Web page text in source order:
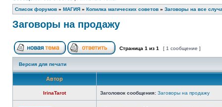
Список форумов » МАГИЯ » Копилка магических советов » Заговоры на все
Заговоры на продажу
Страница 1 из 1 [ 1 сообщение ]
Версия для печати
Автор
IrinaTarot Заголовок сообщения: Заговоры на продажу